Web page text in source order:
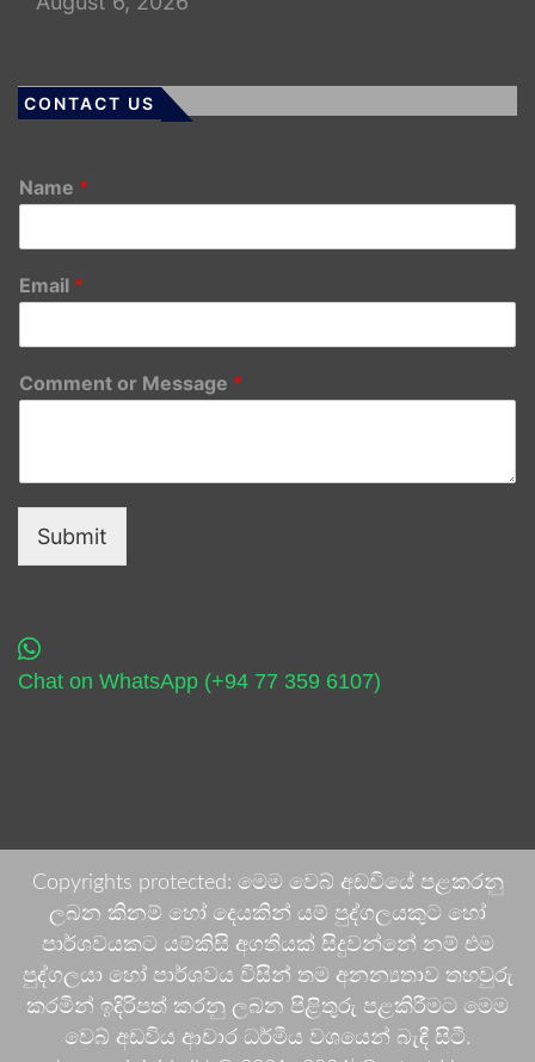
CONTACT US
Name *
Email *
Comment or Message *
Submit
Chat on WhatsApp (+94 77 359 6107)
Copyrights protected: මෙම වෙබ් අඩවියේ පළකරනු
ලබන කිනම් හෝ දෙයකින් යම් පුද්ගලයකුට හෝ
පාර්ශවයකට යම්කිසි අගතියක් සිදුවන්නේ නම් එම
පුද්ගලයා හෝ පාර්ශවය විසින් තම අනන්‍යතාව තහවුරු
කරමින් ඉදිරිපත් කරනු ලබන පිළිතුරු පළකිරීමට මෙම
වෙබ් අඩවිය ආචාර ධර්මීය වශයෙන් බැඳී සිටී.